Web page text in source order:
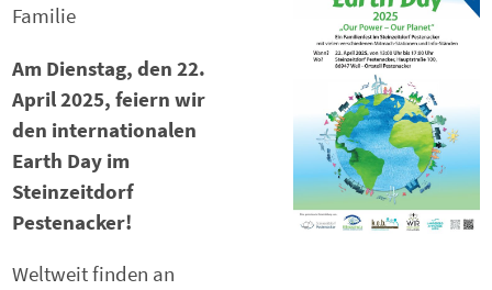
Familie
Am Dienstag, den 22.
April 2025, feiern wir
den internationalen
Earth Day im
Steinzeitdorf
Pestenacker!
Weltweit finden an